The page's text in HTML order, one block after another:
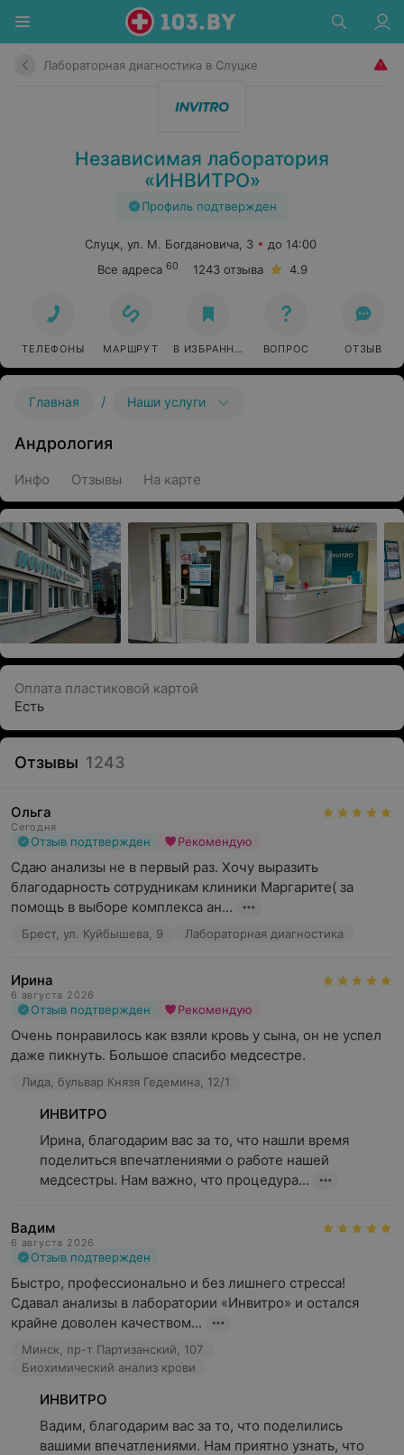
Лабораторная диагностика в Слуцке
Независимая лаборатория
«ИНВИТРО»
Профиль подтвержден
Слуцк, ул. М. Богдановича, 3
до 14:00
Все адреса 60 1243 отзыва 4.9
ТЕЛЕФОНЫ МАРШРУТ В ИЗБРАННОЕ ВОПРОС ОТЗЫВ
Главная / Наши услуги
Андрология
Инфо Отзывы На карте
Оплата пластиковой картой
Есть
Отзывы 1243
Ольга
Сегодня
Отзыв подтвержден Рекомендую
Сдаю анализы не в первый раз. Хочу выразить
благодарность сотрудникам клиники Маргарите( за
помощь в выборе комплекса ан...
Брест, ул. Куйбышева, 9 Лабораторная диагностика
Ирина
6 августа 2026
Отзыв подтвержден Рекомендую
Очень понравилось как взяли кровь у сына, он не успел
даже пикнуть. Большое спасибо медсестре.
Лида, бульвар Князя Гедемина, 12/1
ИНВИТРО
Ирина, благодарим вас за то, что нашли время
поделиться впечатлениями о работе нашей
медсестры. Нам важно, что процедура...
Вадим
6 августа 2026
Отзыв подтвержден
Быстро, профессионально и без лишнего стресса!
Сдавал анализы в лаборатории «Инвитро» и остался
крайне доволен качеством...
Минск, пр-т Партизанский, 107
Биохимический анализ крови
ИНВИТРО
Вадим, благодарим вас за то, что поделились
вашими впечатлениями. Нам приятно узнать, что